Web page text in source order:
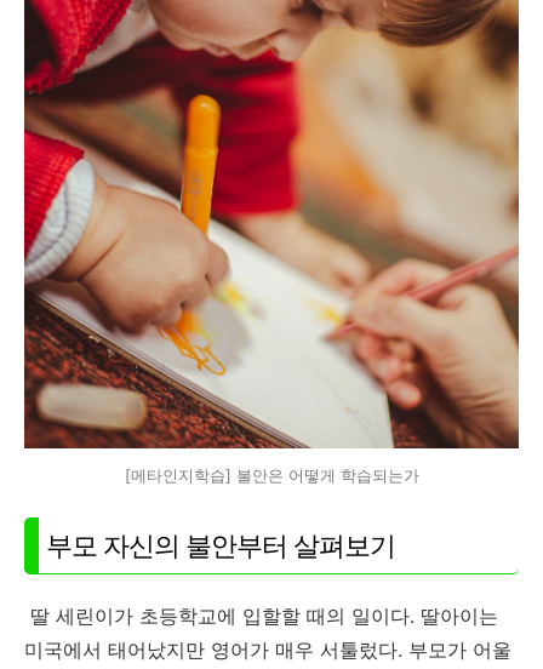
[메타인지학습] 불안은 어떻게 학습되는가
부모 자신의 불안부터 살펴보기
딸 세린이가 초등학교에 입할할 때의 일이다. 딸아이는
미국에서 태어났지만 영어가 매우 서툴렀다. 부모가 어울